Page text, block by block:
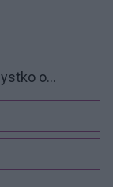
o...